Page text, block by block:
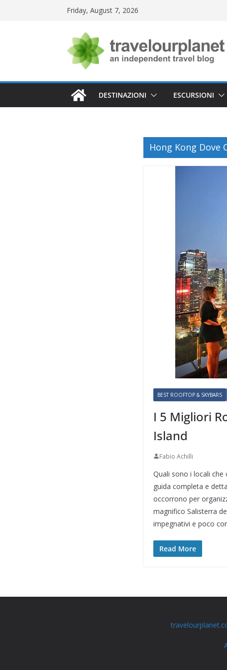
Friday, August 7, 2026
DESTINAZIONI ESCURSIONI
Hong Kong Dove
BEST ROOFTOP & SKYBARS
I 5 Migliori
Island
Fabio Achilli
Quali sono i locali che
guida completa e
occorrono per
magnifico Salisterra
impegnativi e poco
Read More